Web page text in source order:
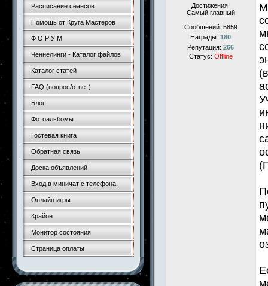
Расписание сеансов
Помощь от Круга Мастеров
Ф О Р У М
Ченнелинги - Каталог файлов
Каталог статей
FAQ (вопрос/ответ)
Блог
Фотоальбомы
Гостевая книга
Обратная связь
Доска объявлений
Вход в миничат с телефона
Онлайн игры
Крайон
Монитор состояния
Страница оплаты
Достижения:
Самый главный
Сообщений: 5859
Награды: 180
Репутация: 266
Статус: Offline